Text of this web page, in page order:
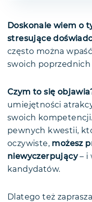
Doskonale wiem o
stresujące
często można
swoich poprzednich
Czym to się
umiejętności
swoich
pewnych kwestii,
oczywiste, możesz
niewyczerpujący– i
kandydatów.
Dlatego też